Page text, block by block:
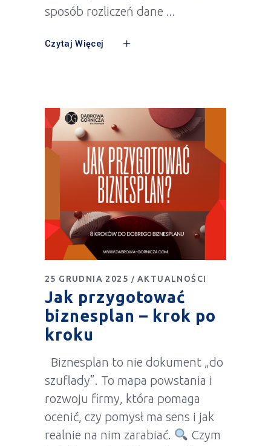
sposób rozliczeń dane
Czytaj Więcej
25 GRUDNIA 2025 AKTUALNOŚCI
Jak przygotować
biznesplan – krok po
kroku
Biznesplan to nie dokument „do
szuflady”. To mapa powstania i
rozwoju firmy, która pomaga
ocenić, czy pomysł ma sens i jak
realnie na nim zarabiać.
Czym